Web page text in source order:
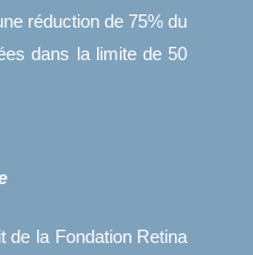
réduction de 75% du
dans la limite de 50
de la Fondation Retina